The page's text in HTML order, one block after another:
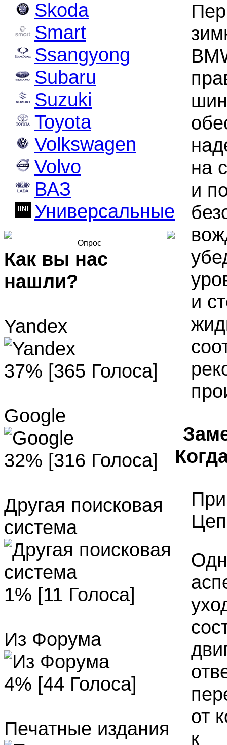
Skoda
Smart
Ssangyong
Subaru
Suzuki
Toyota
Volkswagen
Volvo
ВАЗ
Универсальные
Опрос
Как вы нас
нашли?
Yandex
37% [365 Голоса]
Google
32% [316 Голоса]
Другая поисковая
система
1% [11 Голоса]
Из Форума
4% [44 Голоса]
Печатные издания
на
и
и
от
к